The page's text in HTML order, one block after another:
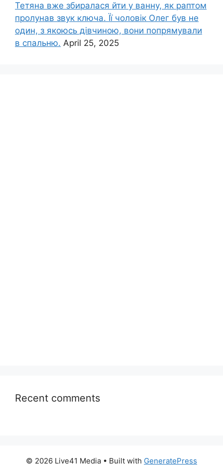
Тетяна вже збиралася йти у ванну, як раптом
пролунав звук ключа. Її чоловік Олег був не
один, з якоюсь дівчиною, вони попрямували
в спальню. April 25, 2025
Recent comments
© 2026 Live41 Media • Built with GeneratePress